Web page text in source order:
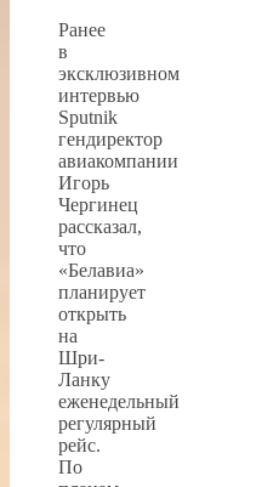
Ранее
в
эксклюзивном
интервью
Sputnik
гендиректор
авиакомпании
Игорь
Чергинец
рассказал,
что
«Белавиа»
планирует
открыть
на
Шри-
Ланку
еженедельный
регулярный
рейс.
По